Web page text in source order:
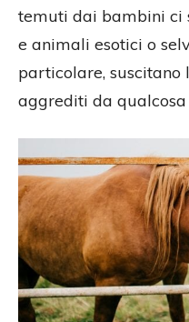
temuti dai bambini ci
e animali esotici o
particolare, suscitano
aggrediti da qualcosa